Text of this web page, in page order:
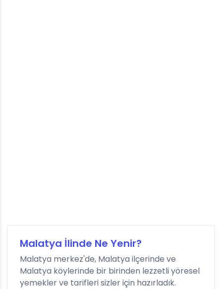
Malatya İlinde Ne Yenir?
Malatya merkez'de, Malatya ilçerinde ve
Malatya köylerinde bir birinden lezzetli yöresel
yemekler ve tarifleri sizler için hazırladık.